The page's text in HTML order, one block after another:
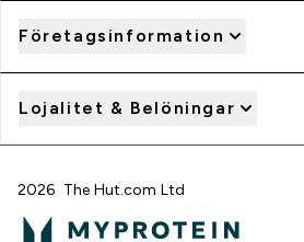
Företagsinformation
Lojalitet & Belöningar
2026 The Hut.com Ltd